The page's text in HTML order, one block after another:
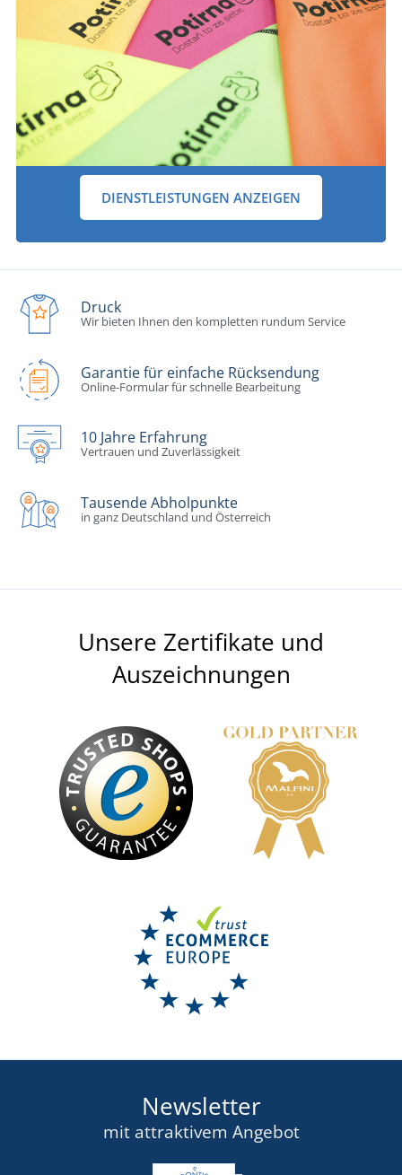
DIENSTLEISTUNGEN ANZEIGEN
Druck
Wir bieten Ihnen den kompletten rundum Service
Garantie für einfache Rücksendung
Online-Formular für schnelle Bearbeitung
10 Jahre Erfahrung
Vertrauen und Zuverlässigkeit
Tausende Abholpunkte
in ganz Deutschland und Österreich
Unsere Zertifikate und
Auszeichnungen
Newsletter
mit attraktivem Angebot